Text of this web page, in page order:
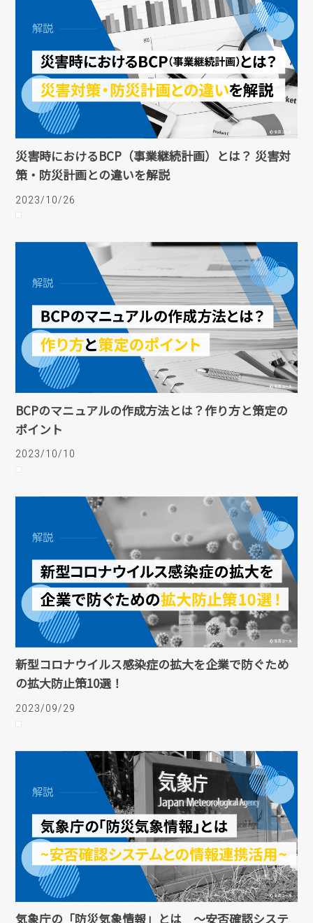
災害時におけるBCP（事業継続計画）とは？ 災害対
策・防災計画との違いを解説
2023/10/26
BCPのマニュアルの作成方法とは？作り方と策定の
ポイント
2023/10/10
新型コロナウイルス感染症の拡大を企業で防ぐため
の拡大防止策10選！
2023/09/29
気象庁の「防災気象情報」とは ～安否確認システ